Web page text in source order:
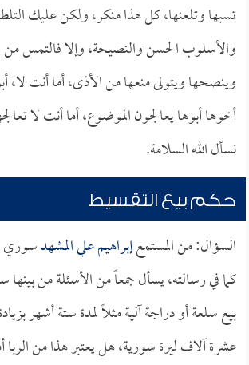
تسبها وتلعنها، كل هذا منكر، ولكن عليك
والأسلوب الحسن والنصيحة، وإلا فالتمس
وينصحها ويتولى منعها من الأذى، أما أنت لا،
أخوها أبوها يعالجون الموضوع، أما أنت لا
نسأل الله السلامة.
حكم بيع التقسيط
السؤال: من المستمعإبراهيم علي المشهدسوري
كما في رسالته، يسأل جمعاً من الأسئلة من
بيع سلعة أو دراجة آلية مثلاً لمدة ستة أشهر
عشرة آلاف ليرة سورية، هل يعتبر هذا من الربا